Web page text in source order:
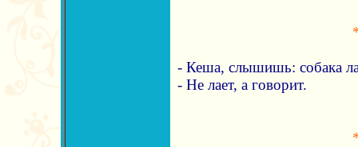
- Кеша, слышишь: собака
- Не лает, а говорит.